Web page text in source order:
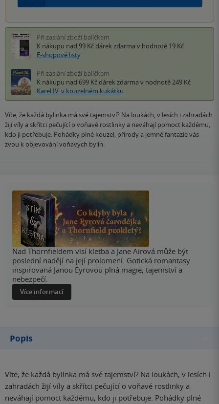
Při zaslání zboží balíčkem
K nákupu nad 99 Kč dárek zdarma v hodnotě 19 Kč
E-shopové listy
Při zaslání zboží balíčkem
K nákupu nad 699 Kč dárek zdarma v hodnotě 249 Kč
Karel IV. v kouzelném kukátku
Víte, že každá bylinka má své tajemství? Na loukách, v lesích i zahradách
žijí víly a skřítci pečující o voňavé rostlinky a neváhají pomoct každému,
kdo ji potřebuje. Pohádky plné kouzel, přírody a jemné fantazie vás
zvou k objevování voňavých bylin.
Nad Thornfieldem visí kletba a Jane Airová může být
poslední nadějí na její prolomení. Gotická romantasy
inspirovaná Janou Eyrovou plná magie, tajemství a
nebezpečí.
Více informací
Popis
Víte, že každá bylinka má své tajemství? Na loukách, v lesích i
zahradách žijí víly a skřítci pečující o voňavé rostlinky a
neváhají pomoct každému, kdo ji potřebuje. Pohádky plné